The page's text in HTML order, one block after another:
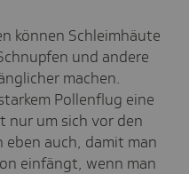
können Schleimhäute
und andere
machen.
Pollenflug eine
nur um sich vor den
eben auch, damit man
einfängt, wenn man